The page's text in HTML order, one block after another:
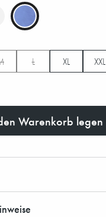
L XL XXL
Warenkorb legen